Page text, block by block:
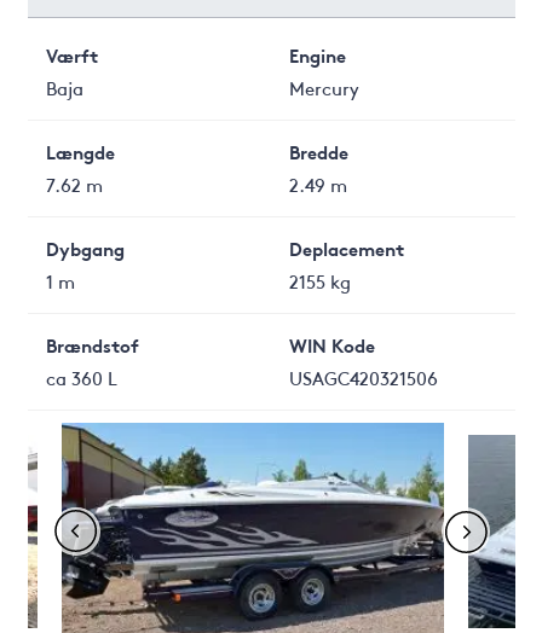
Værft
Baja
Engine
Mercury
Længde
7.62 m
Bredde
2.49 m
Dybgang
1 m
Deplacement
2155 kg
Brændstof
ca 360 L
WIN Kode
USAGC420321506